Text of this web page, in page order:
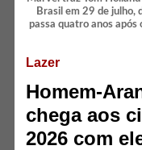
Lazer
Homem-
chega aos
2026 com